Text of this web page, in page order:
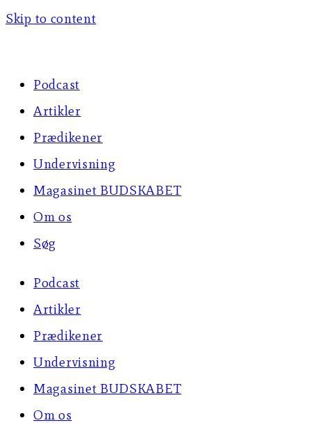
Skip to content
Podcast
Artikler
Prædikener
Undervisning
Magasinet BUDSKABET
Om os
Søg
Podcast
Artikler
Prædikener
Undervisning
Magasinet BUDSKABET
Om os